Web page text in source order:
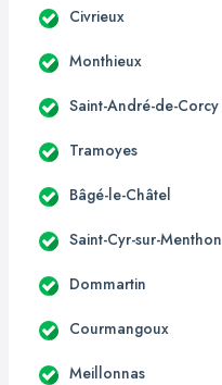
Civrieux
Monthieux
Saint-André-de-Corcy
Tramoyes
Bâgé-le-Châtel
Saint-Cyr-sur-Menthon
Dommartin
Courmangoux
Meillonnas